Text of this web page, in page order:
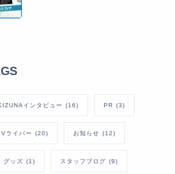
インタビュー (16) PR (3)
Vライバー (20) お知らせ (12)
グッズ (1) スタッフブログ (9)